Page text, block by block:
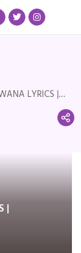
LYRICS |
|